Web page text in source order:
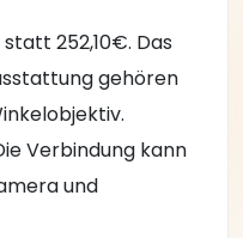
statt 252,10€. Das
gehören
Verbindung kann
und